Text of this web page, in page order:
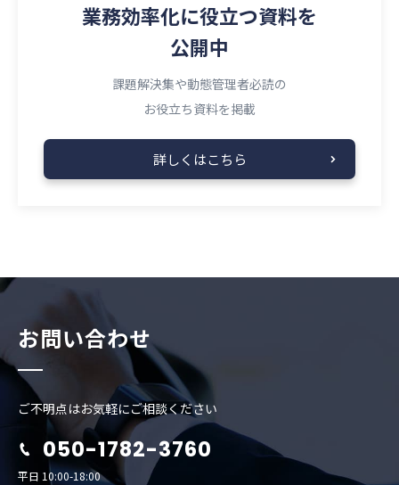
業務効率化に役立つ資料を
公開中
課題解決集や動態管理者必読の
お役立ち資料を掲載
詳しくはこちら
お問い合わせ
ご不明点はお気軽にご相談ください
050-1782-3760
平日 10:00-18:00